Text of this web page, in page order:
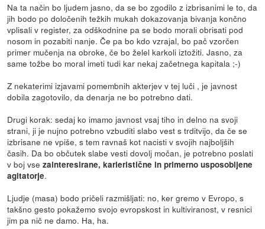
Na ta način bo ljudem jasno, da se bo zgodilo z izbrisanimi le to, da
jih bodo po določenih težkih mukah dokazovanja bivanja končno
vplisali v register, za odškodnine pa se bodo morali obrisati pod
nosom in pozabiti nanje. Če pa bo kdo vzrajal, bo pač vzorčen
primer mučenja na obroke, če bo želel karkoli iztožiti. Jasno, za
same tožbe bo moral imeti tudi kar nekaj začetnega kapitala ;-)
Z nekaterimi izjavami pomembnih akterjev v tej luči , je javnost
dobila zagotovilo, da denarja ne bo potrebno dati.
Drugi korak: sedaj ko imamo javnost vsaj tiho in delno na svoji
strani, ji je nujno potrebno vzbuditi slabo vest s trditvijo, da če se
izbrisane ne vpiše, s tem ravnaš kot nacisti v svojih najboljših
časih. Da bo občutek slabe vesti dovolj močan, je potrebno poslati
v boj vsezainteresirane, karieristične in primerno usposobljene
agitatorje.
Ljudje (masa) bodo pričeli razmišljati: no, ker gremo v Evropo, s
takšno gesto pokažemo svojo evropskost in kultiviranost, v resnici
jim pa nič ne damo. Ha, ha.